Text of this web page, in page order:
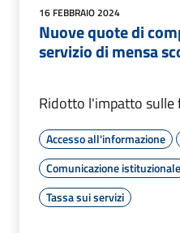
16 FEBBRAIO 2024
Nuove quote di
servizio di mensa
Ridotto l'impatto sulle
Accesso all'informazione
Comunicazione istituzionale
Tassa sui servizi